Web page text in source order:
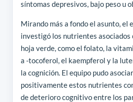
síntomas depresivos, bajo peso u
Mirando más a fondo el asunto, el
investigó los nutrientes asociados
hoja verde, como el folato, la
a -tocoferol, el kaempferol y la
la cognición. El equipo pudo
positivamente estos nutrientes
de deterioro cognitivo entre los